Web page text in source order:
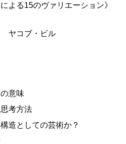
よる15のヴァリエーション》
ヤコブ・ビル
意味
考方法
造としての芸術か？